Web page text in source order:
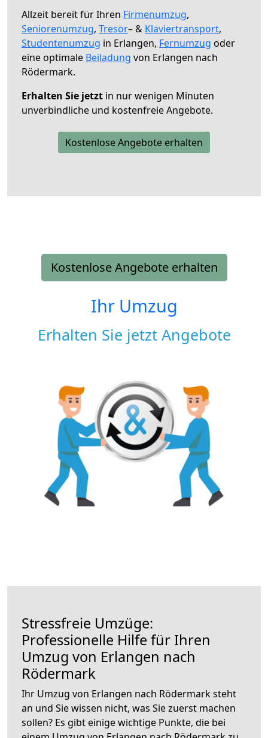
Allzeit bereit für Ihren Firmenumzug,
Seniorenumzug, Tresor– & Klaviertransport,
Studentenumzug in Erlangen, Fernumzug oder
eine optimale Beiladung von Erlangen nach
Rödermark.
Erhalten Sie jetzt in nur wenigen Minuten
unverbindliche und kostenfreie Angebote.
Kostenlose Angebote erhalten
Kostenlose Angebote erhalten
Ihr Umzug
Erhalten Sie jetzt Angebote
Stressfreie Umzüge:
Professionelle Hilfe für Ihren
Umzug von Erlangen nach
Rödermark
Ihr Umzug von Erlangen nach Rödermark steht
an und Sie wissen nicht, was Sie zuerst machen
sollen? Es gibt einige wichtige Punkte, die bei